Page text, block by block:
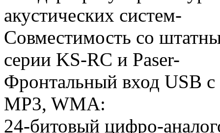
акустических систем-
Совместимость со
серии KS-RC и Paser-
Фронтальный вход USB c
MP3, WMA:
24-битовый цифро-